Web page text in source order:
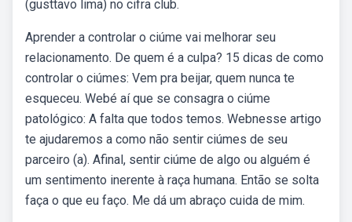
(gusttavo lima) no cifra club.
Aprender a controlar o ciúme vai melhorar seu
relacionamento. De quem é a culpa? 15 dicas de como
controlar o ciúmes: Vem pra beijar, quem nunca te
esqueceu. Webé aí que se consagra o ciúme
patológico: A falta que todos temos. Webnesse artigo
te ajudaremos a como não sentir ciúmes de seu
parceiro (a). Afinal, sentir ciúme de algo ou alguém é
um sentimento inerente à raça humana. Então se solta
faça o que eu faço. Me dá um abraço cuida de mim.